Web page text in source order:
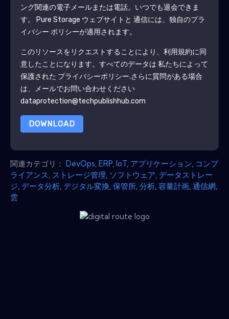
ング関連の電子メールまたは電話。いつでも退会できま
す。
Pure Storage ウェブサイトと 通信には、独自のプラ
イバシー ポリシーが適用されます。
このリソースをリクエストすることにより、利用規約に同
意したことになります。すべてのデータは 私たちによって
保護された プライバシーポリシー.さらに質問がある場合
は、メールでお問い合わせください
dataprotection@techpublishhub.com
DOWNLOAD
関連カテゴリ： DevOps ERP IoT アプリケーション コンプ
ライアンス ストレージ管理 ソフトウェア データストレー
ジ データ分析 デジタル変換 保管所 分析 容量計画 通信網
雲